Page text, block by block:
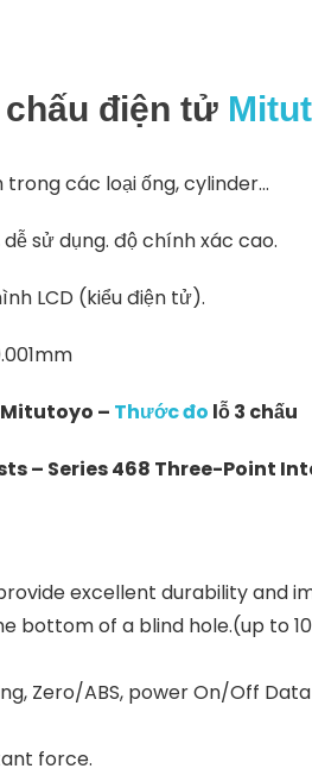
điện tử
các loại ống, cylinder…
sử dụng. độ chính xác cao.
LCD (kiểu điện tử).
Mitutoyo – Thước đo lỗ 3 chấu
– Series 468 Three-Point
excellent durability and
bottom of a blind hole.(up to
Zero/ABS, power On/Off
force.